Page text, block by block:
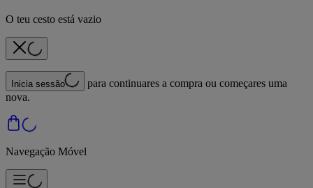
O teu cesto está vazio
Inicia sessão
para continuares a compra ou começares uma
nova.
Navegação Móvel